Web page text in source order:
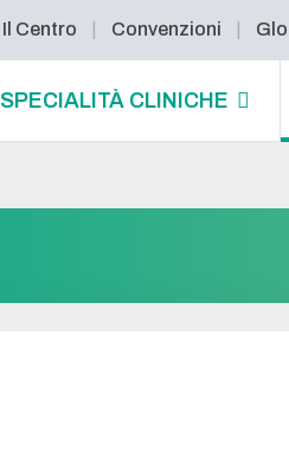
Il Centro Convenzioni
SPECIALITÀ CLINICHE